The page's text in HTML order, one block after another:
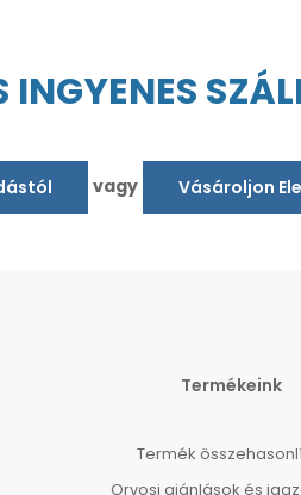
vagy Vásároljon
Termékeink
Termék
Orvosi ajánlások és